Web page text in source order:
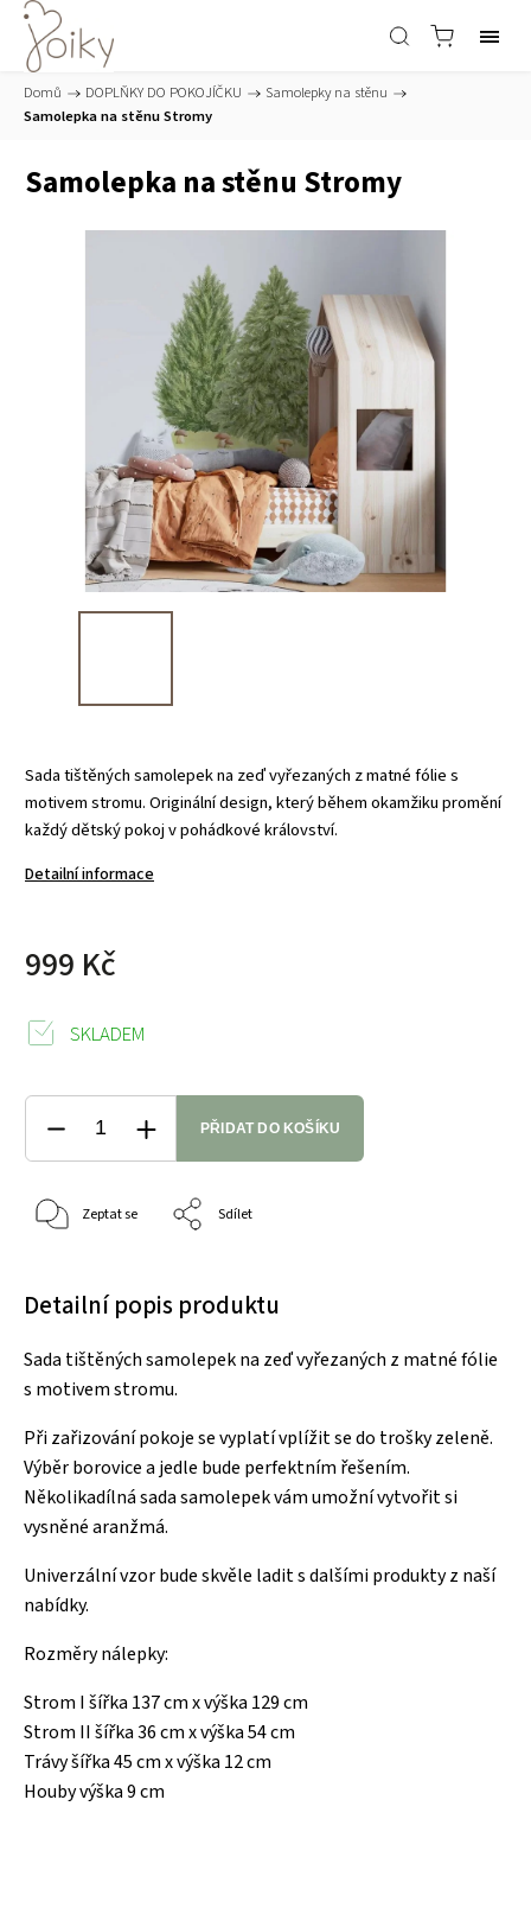
Domů / DOPLŇKY DO POKOJÍČKU / Samolepky na stěnu /
Samolepka na stěnu Stromy
Samolepka na stěnu Stromy
Sada tištěných samolepek na zeď vyřezaných z matné fólie s
motivem stromu. Originální design, který během okamžiku promění
každý dětský pokoj v pohádkové království.
Detailní informace
999 Kč
SKLADEM
PŘIDAT DO KOŠÍKU
Zeptat se Sdílet
Detailní popis produktu
Sada tištěných samolepek na zeď vyřezaných z matné fólie
s motivem stromu.
Při zařizování pokoje se vyplatí vplížit se do trošky zeleně.
Výběr borovice a jedle bude perfektním řešením.
Několikadílná sada samolepek vám umožní vytvořit si
vysněné aranžmá.
Univerzální vzor bude skvěle ladit s dalšími produkty z naší
nabídky.
Rozměry nálepky:
Strom I šířka 137 cm x výška 129 cm
Strom II šířka 36 cm x výška 54 cm
Trávy šířka 45 cm x výška 12 cm
Houby výška 9 cm